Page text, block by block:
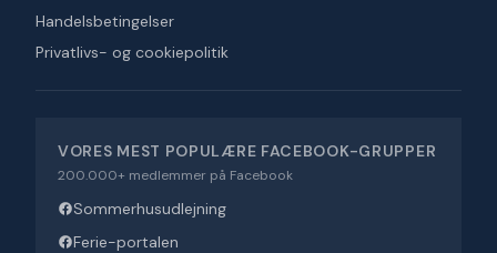
Handelsbetingelser
Privatlivs- og cookiepolitik
VORES MEST POPULÆRE FACEBOOK-GRUPPER
200.000+ medlemmer på Facebook
Sommerhusudlejning
Ferie-portalen